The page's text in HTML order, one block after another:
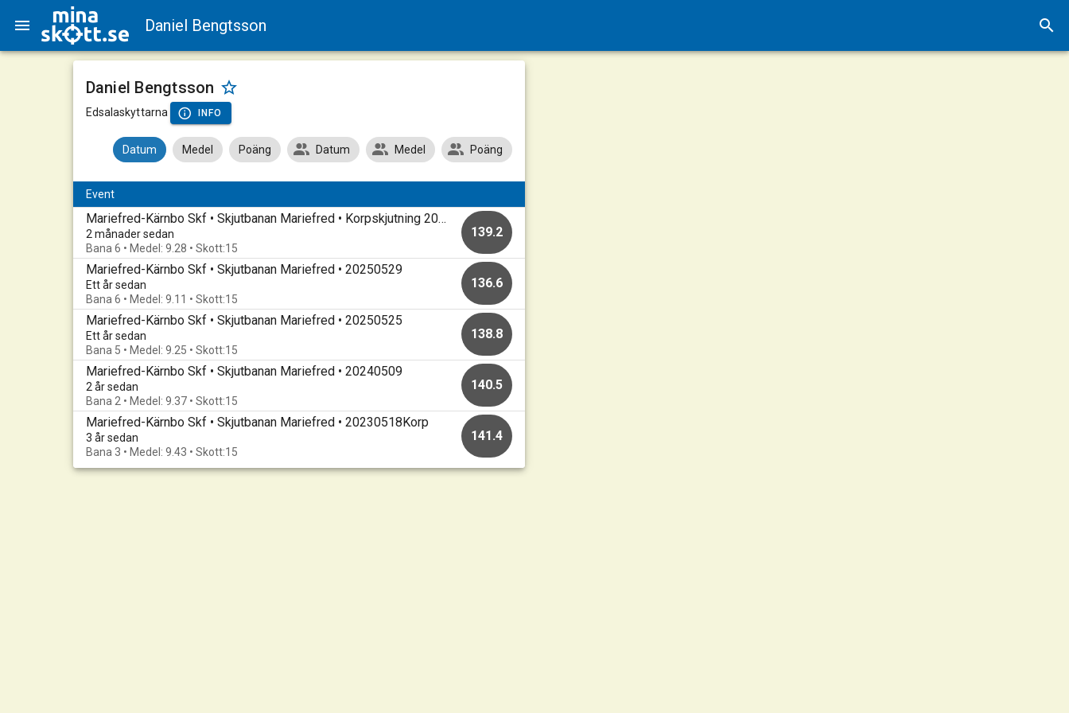
Daniel Bengtsson
Daniel Bengtsson
Edsalaskyttarna INFO
Datum Medel Poäng Datum Medel Poäng
Event
Mariefred-Kärnbo Skf • Skjutbanan Mariefred • Korpskjutning 2026
2 månader sedan
Bana 6 • Medel: 9.28 • Skott:15
139.2
Mariefred-Kärnbo Skf • Skjutbanan Mariefred • 20250529
Ett år sedan
Bana 6 • Medel: 9.11 • Skott:15
136.6
Mariefred-Kärnbo Skf • Skjutbanan Mariefred • 20250525
Ett år sedan
Bana 5 • Medel: 9.25 • Skott:15
138.8
Mariefred-Kärnbo Skf • Skjutbanan Mariefred • 20240509
2 år sedan
Bana 2 • Medel: 9.37 • Skott:15
140.5
Mariefred-Kärnbo Skf • Skjutbanan Mariefred • 20230518Korp
3 år sedan
Bana 3 • Medel: 9.43 • Skott:15
141.4